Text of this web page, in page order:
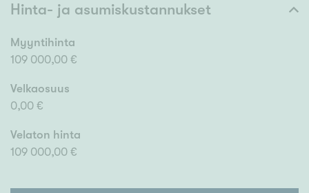
Hinta- ja asumiskustannukset
Myyntihinta
109 000,00 €
Velkaosuus
0,00 €
Velaton hinta
109 000,00 €